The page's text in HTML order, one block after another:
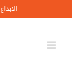
to
content